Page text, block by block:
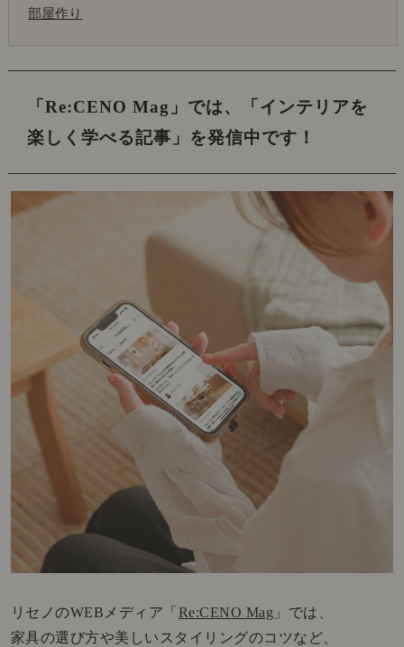
部屋作り
「Re:CENO Mag」では、
「インテリアを
楽しく学べる記事」を発信中です！
リセノのWEBメディア「 Re:CENO Mag 」では、
家具の選び方や美しいスタイリングのコツなど、